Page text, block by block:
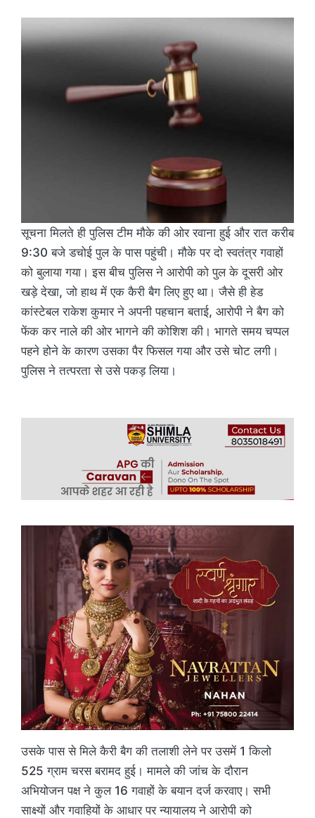
सूचना मिलते ही पुलिस टीम मौके की ओर रवाना हुई और रात करीब
9:30 बजे डचोई पुल के पास पहुंची। मौके पर दो स्वतंत्र गवाहों
को बुलाया गया। इस बीच पुलिस ने आरोपी को पुल के दूसरी ओर
खड़े देखा, जो हाथ में एक कैरी बैग लिए हुए था। जैसे ही हेड
कांस्टेबल राकेश कुमार ने अपनी पहचान बताई, आरोपी ने बैग को
फेंक कर नाले की ओर भागने की कोशिश की। भागते समय चप्पल
पहने होने के कारण उसका पैर फिसल गया और उसे चोट लगी।
पुलिस ने तत्परता से उसे पकड़ लिया।
उसके पास से मिले कैरी बैग की तलाशी लेने पर उसमें 1 किलो
525 ग्राम चरस बरामद हुई। मामले की जांच के दौरान
अभियोजन पक्ष ने कुल 16 गवाहों के बयान दर्ज करवाए। सभी
साक्ष्यों और गवाहियों के आधार पर न्यायालय ने आरोपी को